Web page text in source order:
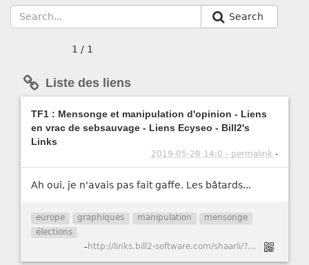
Search
1 / 1
Liste des liens
TF1 : Mensonge et manipulation d'opinion - Liens
en vrac de sebsauvage - Liens Ecyseo - Bill2's
Links
2019-05-28 14:0 - permalink -
Ah oui, je n'avais pas fait gaffe. Les bâtards...
europe graphiques manipulation
mensonge
élections
- http://links.bill2-software.com/shaarli/?x1_7zQ